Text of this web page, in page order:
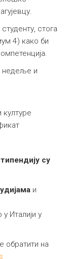
стога
4) како би
недеље и
културе
су
и
Италији у
обратити на